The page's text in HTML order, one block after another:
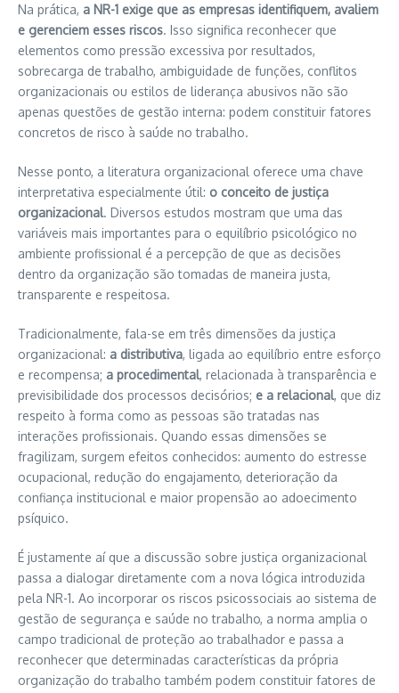
Na prática, a NR-1 exige que as empresas identifiquem, avaliem
e gerenciem esses riscos. Isso significa reconhecer que
elementos como pressão excessiva por resultados,
sobrecarga de trabalho, ambiguidade de funções, conflitos
organizacionais ou estilos de liderança abusivos não são
apenas questões de gestão interna: podem constituir fatores
concretos de risco à saúde no trabalho.
Nesse ponto, a literatura organizacional oferece uma chave
interpretativa especialmente útil: o conceito de justiça
organizacional. Diversos estudos mostram que uma das
variáveis mais importantes para o equilíbrio psicológico no
ambiente profissional é a percepção de que as decisões
dentro da organização são tomadas de maneira justa,
transparente e respeitosa.
Tradicionalmente, fala-se em três dimensões da justiça
organizacional: a distributiva, ligada ao equilíbrio entre esforço
e recompensa; a procedimental, relacionada à transparência e
previsibilidade dos processos decisórios; e a relacional, que diz
respeito à forma como as pessoas são tratadas nas
interações profissionais. Quando essas dimensões se
fragilizam, surgem efeitos conhecidos: aumento do estresse
ocupacional, redução do engajamento, deterioração da
confiança institucional e maior propensão ao adoecimento
psíquico.
É justamente aí que a discussão sobre justiça organizacional
passa a dialogar diretamente com a nova lógica introduzida
pela NR-1. Ao incorporar os riscos psicossociais ao sistema de
gestão de segurança e saúde no trabalho, a norma amplia o
campo tradicional de proteção ao trabalhador e passa a
reconhecer que determinadas características da própria
organização do trabalho também podem constituir fatores de